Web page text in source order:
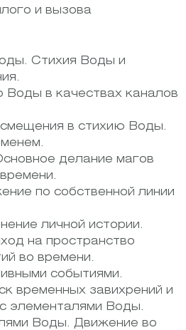
и вызова
Стихия Воды и
в качествах каналов
в стихию Воды.
делание магов
по собственной линии
личной истории.
на пространство
во времени.
событиями.
временных завихрений и
элементалями Воды.
Воды. Движение во